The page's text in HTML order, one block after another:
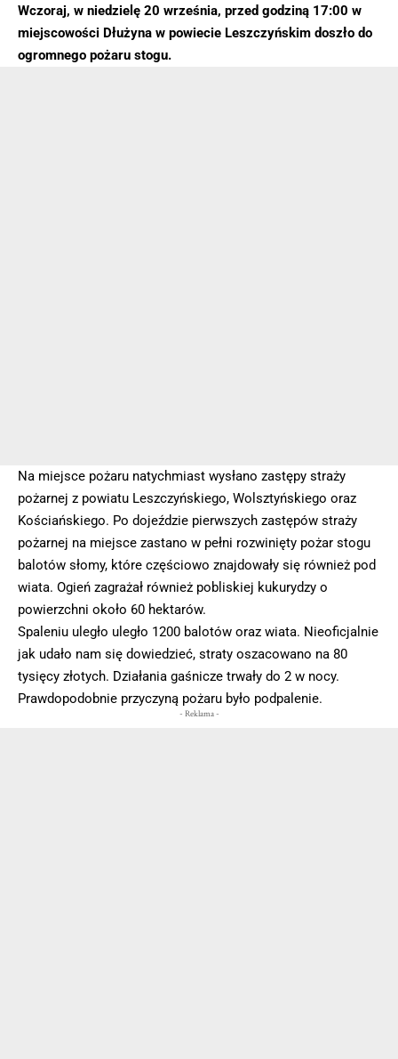
Wczoraj, w niedzielę 20 września, przed godziną 17:00 w
miejscowości Dłużyna w powiecie Leszczyńskim doszło do
ogromnego pożaru stogu.
Na miejsce pożaru natychmiast wysłano zastępy straży
pożarnej z powiatu Leszczyńskiego, Wolsztyńskiego oraz
Kościańskiego. Po dojeździe pierwszych zastępów straży
pożarnej na miejsce zastano w pełni rozwinięty pożar stogu
balotów słomy, które częściowo znajdowały się również pod
wiata. Ogień zagrażał również pobliskiej kukurydzy o
powierzchni około 60 hektarów.
Spaleniu uległo uległo 1200 balotów oraz wiata. Nieoficjalnie
jak udało nam się dowiedzieć, straty oszacowano na 80
tysięcy złotych. Działania gaśnicze trwały do 2 w nocy.
Prawdopodobnie przyczyną pożaru było podpalenie.
- Reklama -